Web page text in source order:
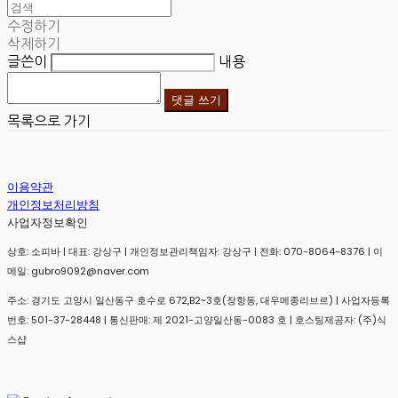
수정하기
삭제하기
글쓴이
내용
댓글 쓰기
목록으로 가기
이용약관
개인정보처리방침
사업자정보확인
상호: 소피바 | 대표: 강상구 | 개인정보관리책임자: 강상구 | 전화: 070-8064-8376 | 이
메일: gubro9092@naver.com
주소: 경기도 고양시 일산동구 호수로 672,B2~3호(장항동, 대우메종리브르) | 사업자등록
번호:501-37-28448 | 통신판매:제 2021-고양일산동-0083 호 | 호스팅제공자: (주)식
스샵